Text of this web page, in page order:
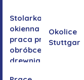
Stolarka
okienna -
praca przy
obróbce
drewnianych
Okolice
Stuttgartu